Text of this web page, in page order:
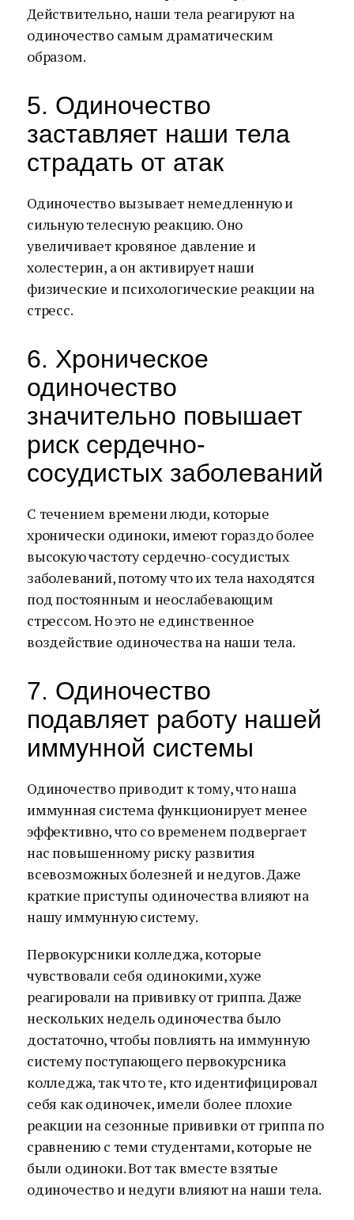
Действительно, наши тела реагируют на
одиночество самым драматическим
образом.
5. Одиночество
заставляет наши тела
страдать от атак
Одиночество вызывает немедленную и
сильную телесную реакцию. Оно
увеличивает кровяное давление и
холестерин, а он активирует наши
физические и психологические реакции на
стресс.
6. Хроническое
одиночество
значительно повышает
риск сердечно-
сосудистых заболеваний
С течением времени люди, которые
хронически одиноки, имеют гораздо более
высокую частоту сердечно-сосудистых
заболеваний, потому что их тела находятся
под постоянным и неослабевающим
стрессом. Но это не единственное
воздействие одиночества на наши тела.
7. Одиночество
подавляет работу нашей
иммунной системы
Одиночество приводит к тому, что наша
иммунная система функционирует менее
эффективно, что со временем подвергает
нас повышенному риску развития
всевозможных болезней и недугов. Даже
краткие приступы одиночества влияют на
нашу иммунную систему.
Первокурсники колледжа, которые
чувствовали себя одинокими, хуже
реагировали на прививку от гриппа. Даже
нескольких недель одиночества было
достаточно, чтобы повлиять на иммунную
систему поступающего первокурсника
колледжа, так что те, кто идентифицировал
себя как одиночек, имели более плохие
реакции на сезонные прививки от гриппа по
сравнению с теми студентами, которые не
были одиноки. Вот так вместе взятые
одиночество и недуги влияют на наши тела.